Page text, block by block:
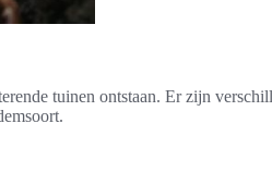
tuinen ontstaan. Er zijn